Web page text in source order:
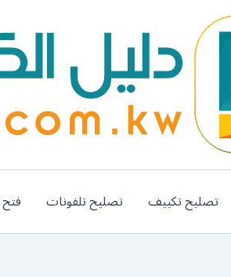
تصليح تكييف تصليح تلفونات